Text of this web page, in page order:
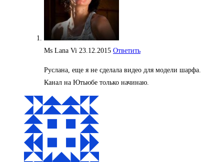
Ms Lana Vi 23.12.2015 Ответить
Руслана, еще я не сделала видео для модели шарфа.
Канал на Ютьюбе только начинаю.